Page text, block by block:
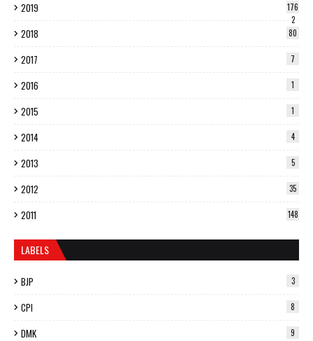
2019
176
2
2018 80
2017 7
2016 1
2015 1
2014 4
2013 5
2012 35
2011 148
LABELS
BJP 3
CPI 8
DMK 9